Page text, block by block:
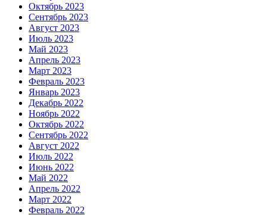
Октябрь 2023
Сентябрь 2023
Август 2023
Июль 2023
Май 2023
Апрель 2023
Март 2023
Февраль 2023
Январь 2023
Декабрь 2022
Ноябрь 2022
Октябрь 2022
Сентябрь 2022
Август 2022
Июль 2022
Июнь 2022
Май 2022
Апрель 2022
Март 2022
Февраль 2022